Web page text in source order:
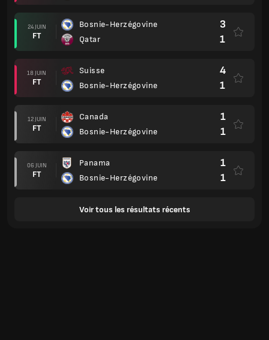
24 JUIN
FT
Bosnie-Herzégovine
Qatar
3
1
18 JUIN
FT
Suisse
Bosnie-Herzégovine
4
1
12 JUIN
FT
Canada
Bosnie-Herzégovine
1
1
06 JUIN
FT
Panama
Bosnie-Herzégovine
1
1
Voir tous les résultats récents